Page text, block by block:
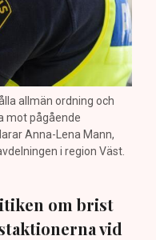
allmän ordning och
mot pågående
Anna-Lena Mann,
i region Väst.
om brist
vid